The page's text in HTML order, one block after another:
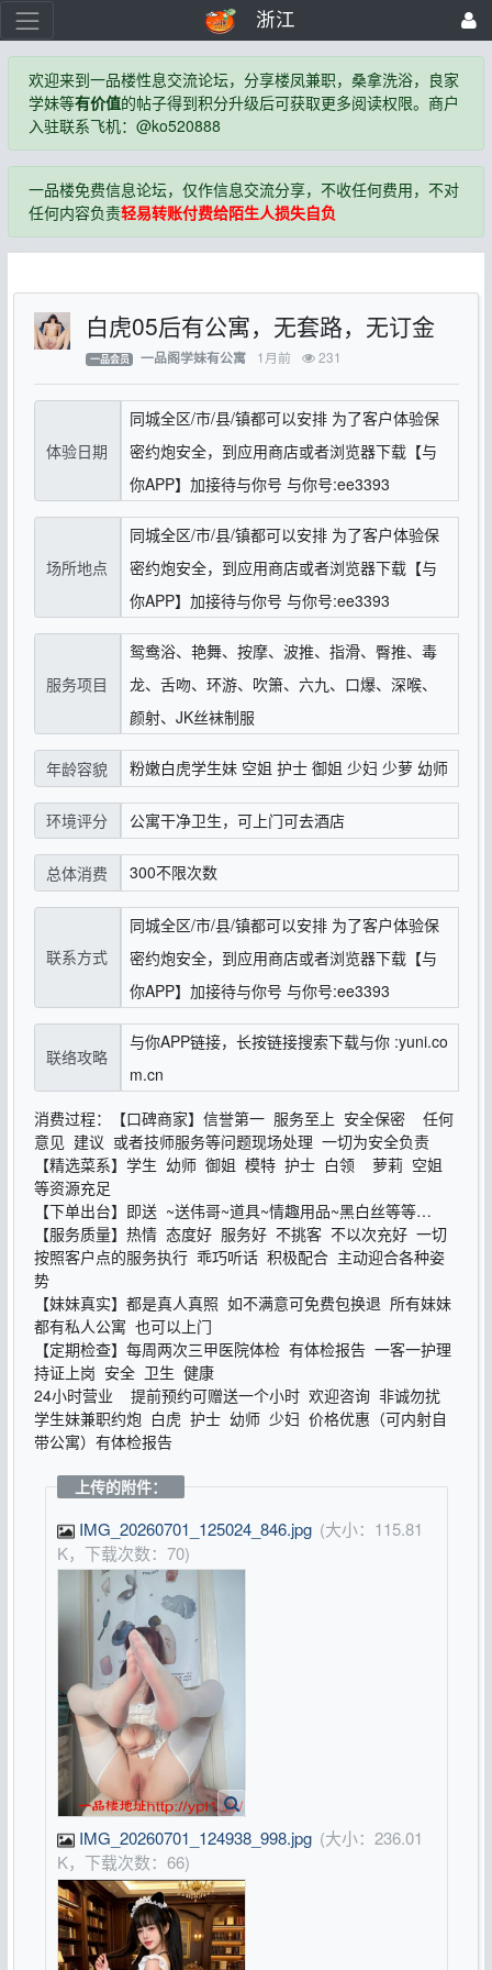
浙江
欢迎来到一品楼性息交流论坛，分享楼凤兼职，桑拿洗浴，良家
学妹等有价值的帖子得到积分升级后可获取更多阅读权限。商户
入驻联系飞机：@ko520888
一品楼免费信息论坛，仅作信息交流分享，不收任何费用，不对
任何内容负责轻易转账付费给陌生人损失自负
白虎05后有公寓，无套路，无订金
一品会员 一品阁学妹有公寓 1月前 231
体验日期
同城全区/市/县/镇都可以安排 为了客户体验保
密约炮安全，到应用商店或者浏览器下载【与
你APP】加接待与你号 与你号:ee3393
场所地点
同城全区/市/县/镇都可以安排 为了客户体验保
密约炮安全，到应用商店或者浏览器下载【与
你APP】加接待与你号 与你号:ee3393
服务项目
鸳鸯浴、艳舞、按摩、波推、指滑、臀推、毒
龙、舌吻、环游、吹箫、六九、口爆、深喉、
颜射、JK丝袜制服
年龄容貌 粉嫩白虎学生妹 空姐 护士 御姐 少妇 少萝 幼师
环境评分 公寓干净卫生，可上门可去酒店
总体消费 300不限次数
联系方式
同城全区/市/县/镇都可以安排 为了客户体验保
密约炮安全，到应用商店或者浏览器下载【与
你APP】加接待与你号 与你号:ee3393
联络攻略
与你APP链接，长按链接搜索下载与你 :yuni.co
m.cn
消费过程：【口碑商家】信誉第一 服务至上 安全保密 任何
意见 建议 或者技师服务等问题现场处理 一切为安全负责
【精选菜系】学生 幼师 御姐 模特 护士 白领 萝莉 空姐
等资源充足
【下单出台】即送 ~送伟哥~道具~情趣用品~黑白丝等等…
【服务质量】热情 态度好 服务好 不挑客 不以次充好 一切
按照客户点的服务执行 乖巧听话 积极配合 主动迎合各种姿
势
【妹妹真实】都是真人真照 如不满意可免费包换退 所有妹妹
都有私人公寓 也可以上门
【定期检查】每周两次三甲医院体检 有体检报告 一客一护理
持证上岗 安全 卫生 健康
24小时营业 提前预约可赠送一个小时 欢迎咨询 非诚勿扰
学生妹兼职约炮 白虎 护士 幼师 少妇 价格优惠（可内射自
带公寓）有体检报告
上传的附件：
IMG_20260701_125024_846.jpg (大小：115.81
K，下载次数：70)
IMG_20260701_124938_998.jpg (大小：236.01
K，下载次数：66)